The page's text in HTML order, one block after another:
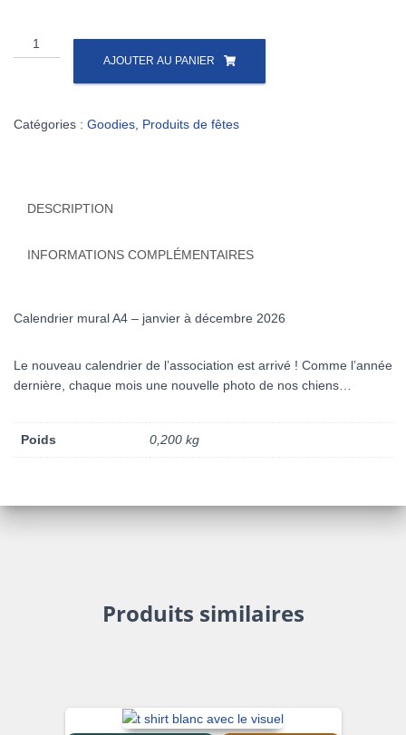
AJOUTER AU PANIER
Catégories : Goodies Produits de fêtes
DESCRIPTION
INFORMATIONS COMPLÉMENTAIRES
Calendrier mural A4 – janvier à décembre 2026
Le nouveau calendrier de l’association est arrivé ! Comme l’année
dernière, chaque mois une nouvelle photo de nos chiens…
Poids 0,200 kg
Produits similaires